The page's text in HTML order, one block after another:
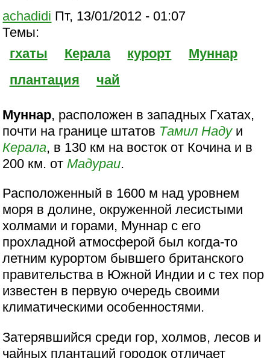
achadidi Пт, 13/01/2012 - 01:07
Темы:
гхаты
Керала курорт
Муннар
плантация
чай
Муннар, расположен в западных Гхатах,
почти на границе штатов Тамил Надуи
Керала, в 130 км на восток от Кочина и в
200 км. от Мадураи.
Расположенный в 1600 м над уровнем
моря в долине, окруженной лесистыми
холмами и горами, Муннар с его
прохладной атмосферой был когда-то
летним курортом бывшего британского
правительства в Южной Индии и с тех пор
известен в первую очередь своими
климатическими особенностями.
Затерявшийся среди гор, холмов, лесов и
чайных плантаций городок отличает